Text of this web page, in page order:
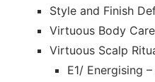
Style and Finish
Virtuous Body
Virtuous Scalp
E1/ Energising